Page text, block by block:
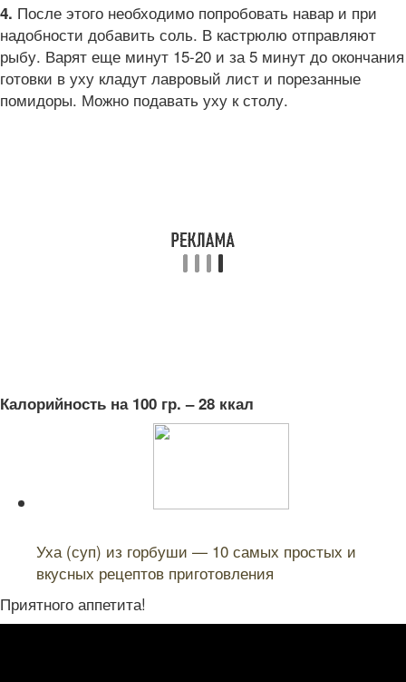
4. После этого необходимо попробовать навар и при
надобности добавить соль. В кастрюлю отправляют
рыбу. Варят еще минут 15-20 и за 5 минут до окончания
готовки в уху кладут лавровый лист и порезанные
помидоры. Можно подавать уху к столу.
Калорийность на 100 гр. – 28 ккал
Уха (суп) из горбуши — 10 самых простых и
вкусных рецептов приготовления
Приятного аппетита!